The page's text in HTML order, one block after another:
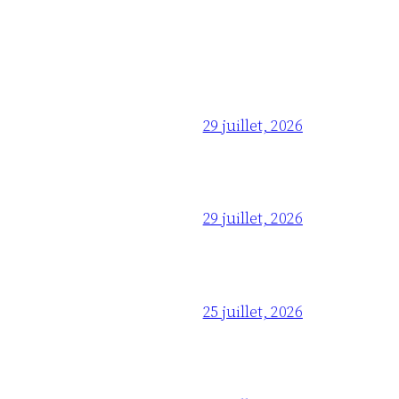
29 juillet, 2026
29 juillet, 2026
25 juillet, 2026